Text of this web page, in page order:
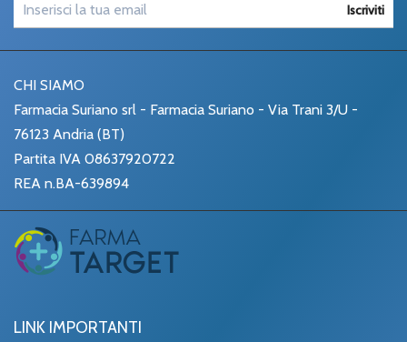
Iscriviti
CHI SIAMO
Farmacia Suriano srl - Farmacia Suriano - Via Trani 3/U -
76123 Andria (BT)
Partita IVA 08637920722
REA n.BA-639894
LINK IMPORTANTI